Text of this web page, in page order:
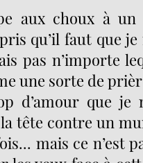
aux choux à un
qu’il faut que je
pas n’importe
une sorte de
d’amour que je
tête contre un
mais ce n’est